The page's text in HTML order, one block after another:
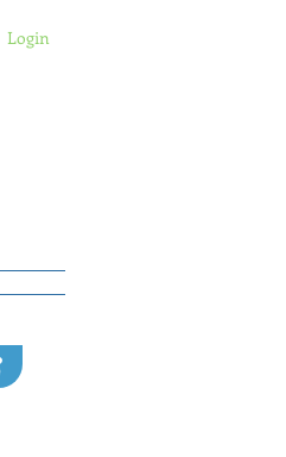
Login